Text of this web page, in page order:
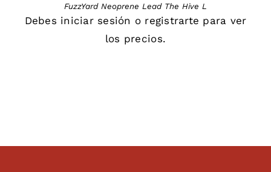
FuzzYard Neoprene Lead The Hive L
Debes iniciar sesión o registrarte para ver
los precios.